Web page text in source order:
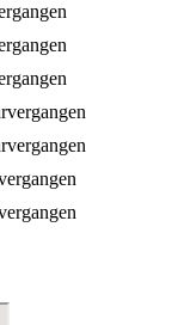
vergangen
vergangen